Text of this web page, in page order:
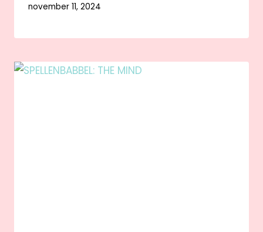
november 11, 2024